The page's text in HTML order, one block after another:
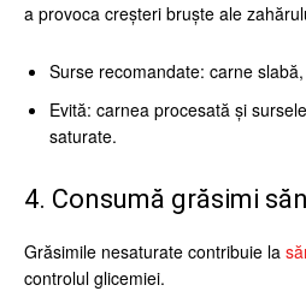
a provoca creșteri bruște ale
Surse recomandate: carne
Evită: carnea procesată și
saturate.
4. Consumă grăsimi
Grăsimile nesaturate contribuie la
controlul glicemiei.